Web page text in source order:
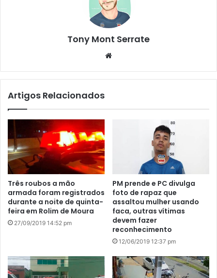
Tony Mont Serrate
te
Artigos Relacionados
Três roubos a mão
armada foram registrados
durante a noite de quinta-
feira em Rolim de Moura
27/09/2019 14:52 pm
PM prende e PC divulga
foto de rapaz que
assaltou mulher usando
faca, outras vítimas
devem fazer
reconhecimento
12/06/2019 12:37 pm